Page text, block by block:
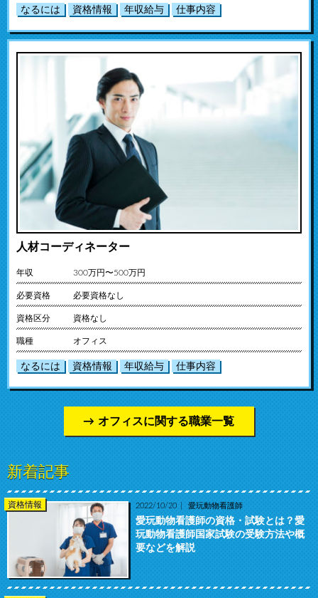
なるには 資格情報 年収給与 仕事内容
人材コーディネーター
年収 300万円〜500万円
必要資格 必要資格なし
資格区分 資格なし
職種 オフィス
なるには 資格情報 年収給与 仕事内容
オフィスに関する職業一覧
新着記事
資格情報 2022/10/20 愛玩動物看護師
愛玩動物看護師の資格・試験とは？愛
玩動物看護師国家試験の受験方法や概
要などを解説